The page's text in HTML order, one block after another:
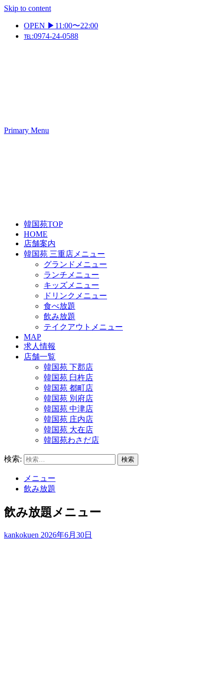
Skip to content
OPEN ▶11:00〜22:00
℡:0974-24-0588
Primary Menu
韓国苑TOP
HOME
店舗案内
韓国苑 三重店メニュー
グランドメニュー
ランチメニュー
キッズメニュー
ドリンクメニュー
食べ放題
飲み放題
テイクアウトメニュー
MAP
求人情報
店舗一覧
韓国苑 下郡店
韓国苑 臼杵店
韓国苑 都町店
韓国苑 別府店
韓国苑 中津店
韓国苑 庄内店
韓国苑 大在店
韓国苑わさだ店
検索:
メニュー
飲み放題
飲み放題メニュー
kankokuen 2026年6月30日